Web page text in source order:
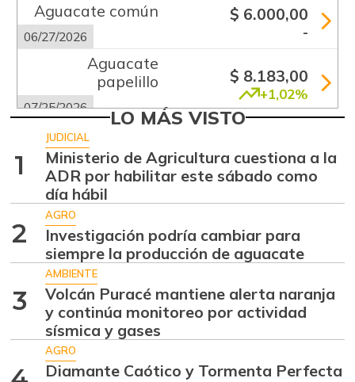
Aguacate común
06/27/2026
$ 6.000,00
-
Aguacate
papelillo
07/25/2026
$ 8.183,00
+1,02%
07/25/2026 -6,69%
Ajo
07/25/2026 -0,72%
Ají dulce
01/17/2015
$ 3.750,00
-2,87%
Ají topito dulce
07/25/2026
$ 3.063,00
-1,98%
Alas de pollo sin
costillar
-0,71%
LO MÁS VISTO
1
JUDICIAL
Ministerio de Agricultura cuestiona a la
ADR por habilitar este sábado como
día hábil
2
AGRO
Investigación podría cambiar para
siempre la producción de aguacate
3
AMBIENTE
Volcán Puracé mantiene alerta naranja
y continúa monitoreo por actividad
sísmica y gases
AGRO
Diamante Caótico y Tormenta Perfecta